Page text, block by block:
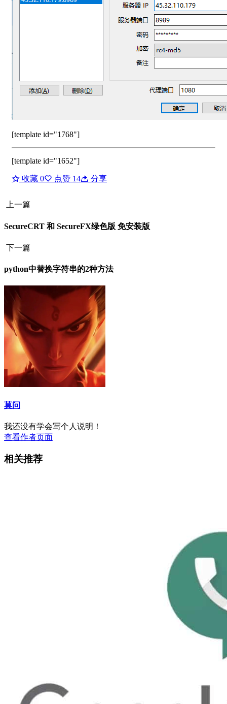
[template id="1768"]
[template id="1652"]
收藏 0 点赞 14 分享
上一篇
SecureCRT 和 SecureFX绿色版 免安装版
下一篇
python中替换字符串的2种方法
莫问
我还没有学会写个人说明！
查看作者页面
相关推荐